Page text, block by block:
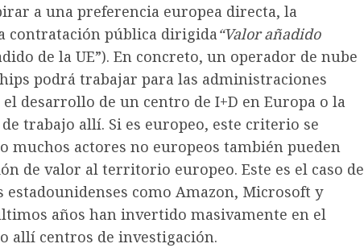
a una preferencia europea directa, la
contratación pública dirigida“Valor añadido
de la UE”). En concreto, un operador de nube
podrá trabajar para las administraciones
desarrollo de un centro de I+D en Europa o la
trabajo allí. Si es europeo, este criterio se
muchos actores no europeos también pueden
de valor al territorio europeo. Este es el caso de
estadounidenses como Amazon, Microsoft y
años han invertido masivamente en el
allí centros de investigación.